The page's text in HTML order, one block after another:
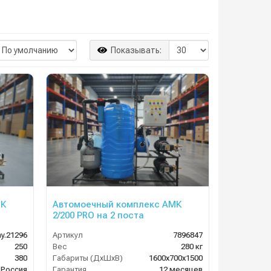
Показывать:
250
380
Автомоечный комплекс АМК
2/200 PRO на 2 поста
Артикул
7896847
Вес
280 кг
Габариты (ДхШхВ)
1600х700х1500